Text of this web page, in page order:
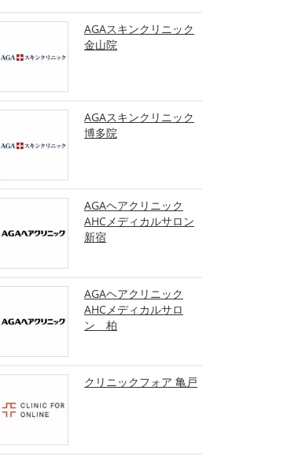
AGAスキンクリニック
金山院
AGAスキンクリニック
博多院
AGAヘアクリニック
AHCメディカルサロン
新宿
AGAヘアクリニック
AHCメディカルサロ
ン 柏
クリニックフォア 亀戸